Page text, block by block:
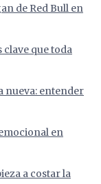
de Red Bull en
que toda
nueva: entender
en
a costar la